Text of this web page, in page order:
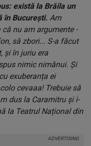
există la Brăila un
în București. Am
nu am argumente -
să zbori... S-a făcut
și în juriu era
nimic nimănui. Și
exuberanța ei
cevaaa! Trebuie să
dus la Caramitru și i-
la Teatrul Național din